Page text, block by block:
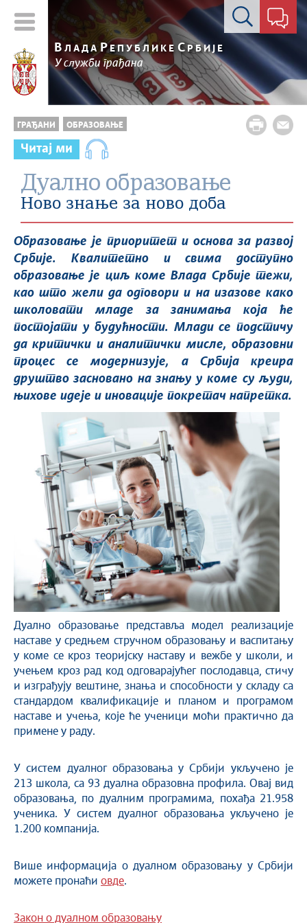
Контакт форма
В ЛАДА РЕПУБЛИКЕ СРБИЈЕ
У служби грађана
ГРАЂАНИ ОБРАЗОВАЊЕ
Читај ми
Дуално образовање
Ново знање за ново доба
Образовање је приоритет и основа за развој
Србије. Квалитетно и свима доступно
образовање је циљ коме Влада Србије тежи,
као што жели да одговори и на изазове како
школовати младе за занимања која ће
постојати у будућности. Млади се подстичу
да критички и аналитички мисле, образовни
процес се модернизује, а Србија креира
друштво засновано на знању у коме су људи,
њихове идеје и иновације покретач напретка.
Дуално образовање представља модел реализације
наставе у средњем стручном образовању и васпитању
у коме се кроз теоријску наставу и вежбе у школи, и
учењем кроз рад код одговарајућег послодавца, стичу
и изграђују вештине, знања и способности у складу са
стандардом квалификације и планом и програмом
наставе и учења, које ће ученици моћи практично да
примене у раду.
У систем дуалног образовања у Србији укључено је
213 школа, са 93 дуална образовна профила. Овај вид
образовања, по дуалним програмима, похађа 21.958
ученика. У систем дуалног образовања укључено је
1.200 компанија.
Више информација о дуалном образовању у Србији
можете пронаћи овде.
Закон о дуалном образовању